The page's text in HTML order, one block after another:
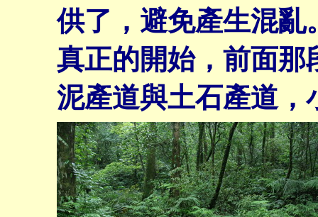
供了，避免產生混亂
真正的開始，前面那
泥產道與土石產道，